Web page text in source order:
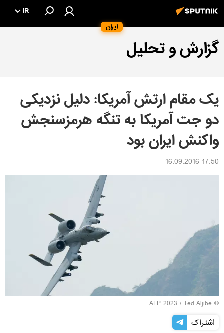
ایران
IR
گزارش و تحلیل
یک مقام ارتش آمریکا: دلیل نزدیکی
دو جت آمریکا به تنگه هرمزسنجش
واکنش ایران بود
17:50 16.09.2016
© AFP 2023 / Ted Aljibe
اشتراک